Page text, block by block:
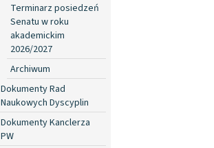
Terminarz posiedzeń
Senatu w roku
akademickim
2026/2027
Archiwum
Dokumenty Rad
Naukowych Dyscyplin
Dokumenty Kanclerza
PW